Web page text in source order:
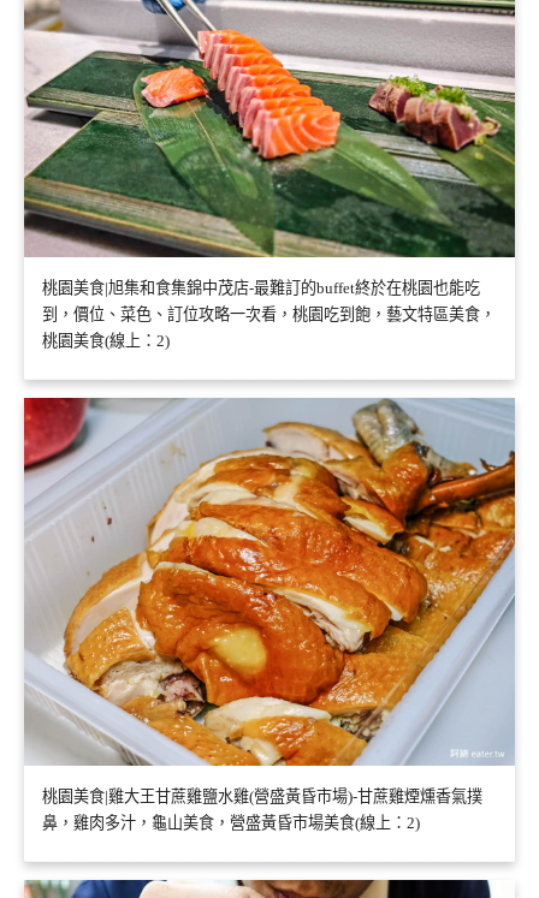
桃園美食|旭集和食集錦中茂店-最難訂的buffet終於在桃園也能吃
到，價位、菜色、訂位攻略一次看，桃園吃到飽，藝文特區美食，
桃園美食(線上：2)
桃園美食|雞大王甘蔗雞鹽水雞(營盛黃昏市場)-甘蔗雞煙燻香氣撲
鼻，雞肉多汁，龜山美食，營盛黃昏市場美食(線上：2)